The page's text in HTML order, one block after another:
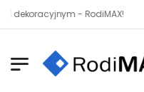
- RodiMAX!